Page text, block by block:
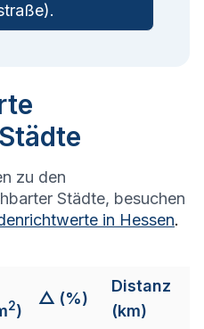
.
zu den
Städte, besuchen
in Hessen.
2)
△ (%)
Distanz
(km)